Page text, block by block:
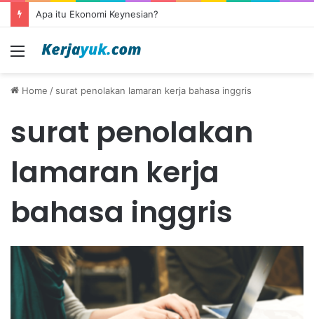
Apa itu Ekonomi Keynesian?
Menu
Home / surat penolakan lamaran kerja bahasa inggris
surat penolakan
lamaran kerja
bahasa inggris